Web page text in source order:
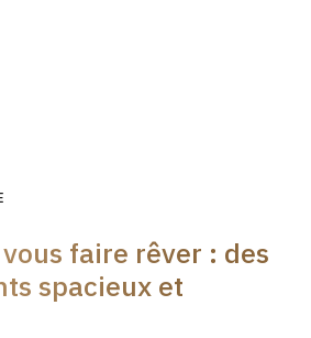
faire rêver : des
spacieux et